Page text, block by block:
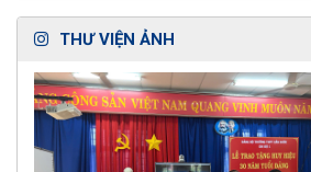
THƯ VIỆN ẢNH